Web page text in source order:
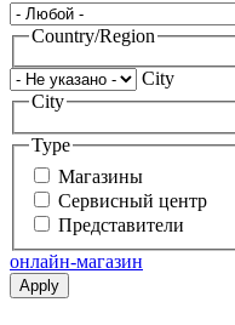
Country/Region
City
City
Type
Магазины
Сервисный центр
Представители
онлайн-магазин
Apply